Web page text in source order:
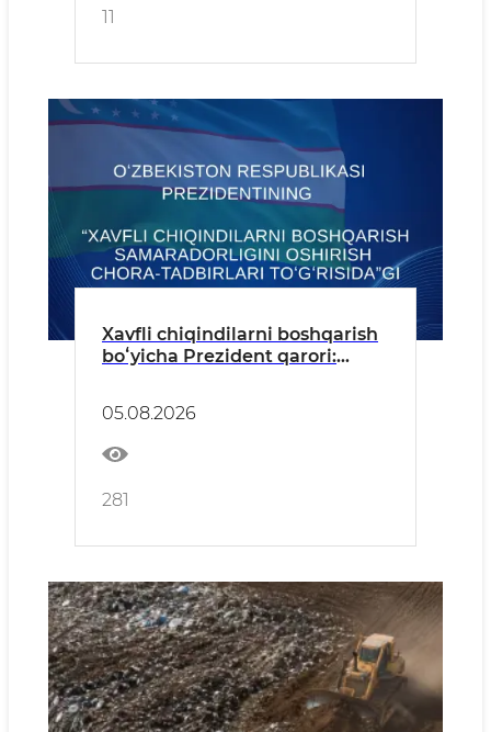
11
Xavfli chiqindilarni boshqarish
boʻyicha Prezident qarori:
darajasi 20 foizga yetkaziladi
05.08.2026
281